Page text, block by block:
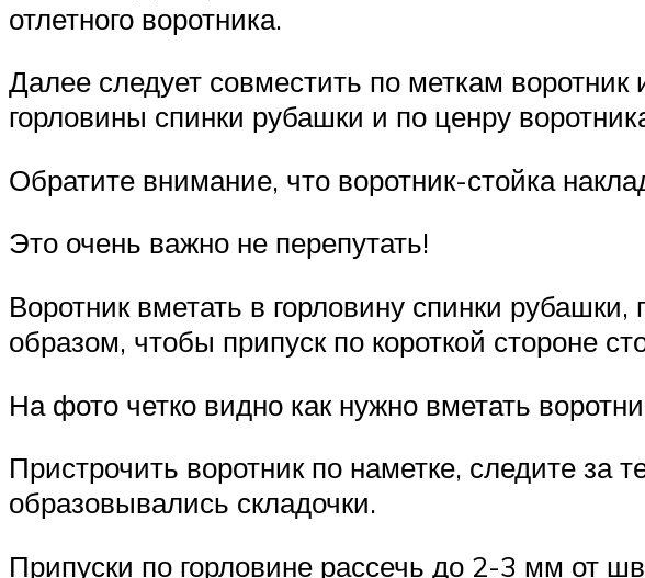
отлетного воротника.
Далее следует совместить по меткам
горловины спинки рубашки и по ценру
Обратите внимание, что воротник-стойка
Это очень важно не перепутать!
Воротник вметать в горловину спинки
образом, чтобы припуск по короткой стороне
На фото четко видно как нужно вметать
Пристрочить воротник по наметке, следите за
образовывались складочки.
Припуски по горловине рассечь до 2-3 мм от